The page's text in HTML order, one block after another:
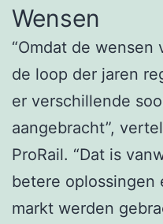
Wensen
“Omdat de
de loop der jaren
er verschillende
aangebracht”,
ProRail. “Dat is
betere oplossingen
markt werden